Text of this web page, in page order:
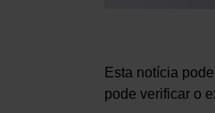
Esta notícia
pode verificar o